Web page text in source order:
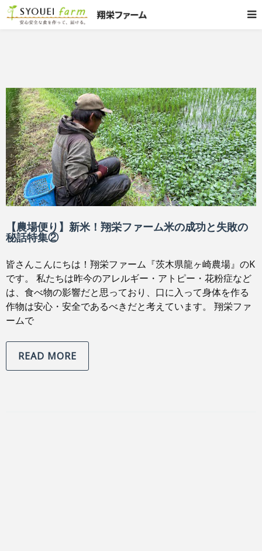
【農場便り】新米！翔栄ファーム米の成功と失敗の
秘話特集②
皆さんこんにちは！翔栄ファーム『茨木県龍ヶ崎農場』のK
です。 私たちは昨今のアレルギー・アトピー・花粉症など
は、食べ物の影響だと思っており、口に入って身体を作る
作物は安心・安全であるべきだと考えています。 翔栄ファ
ームで
READ MORE